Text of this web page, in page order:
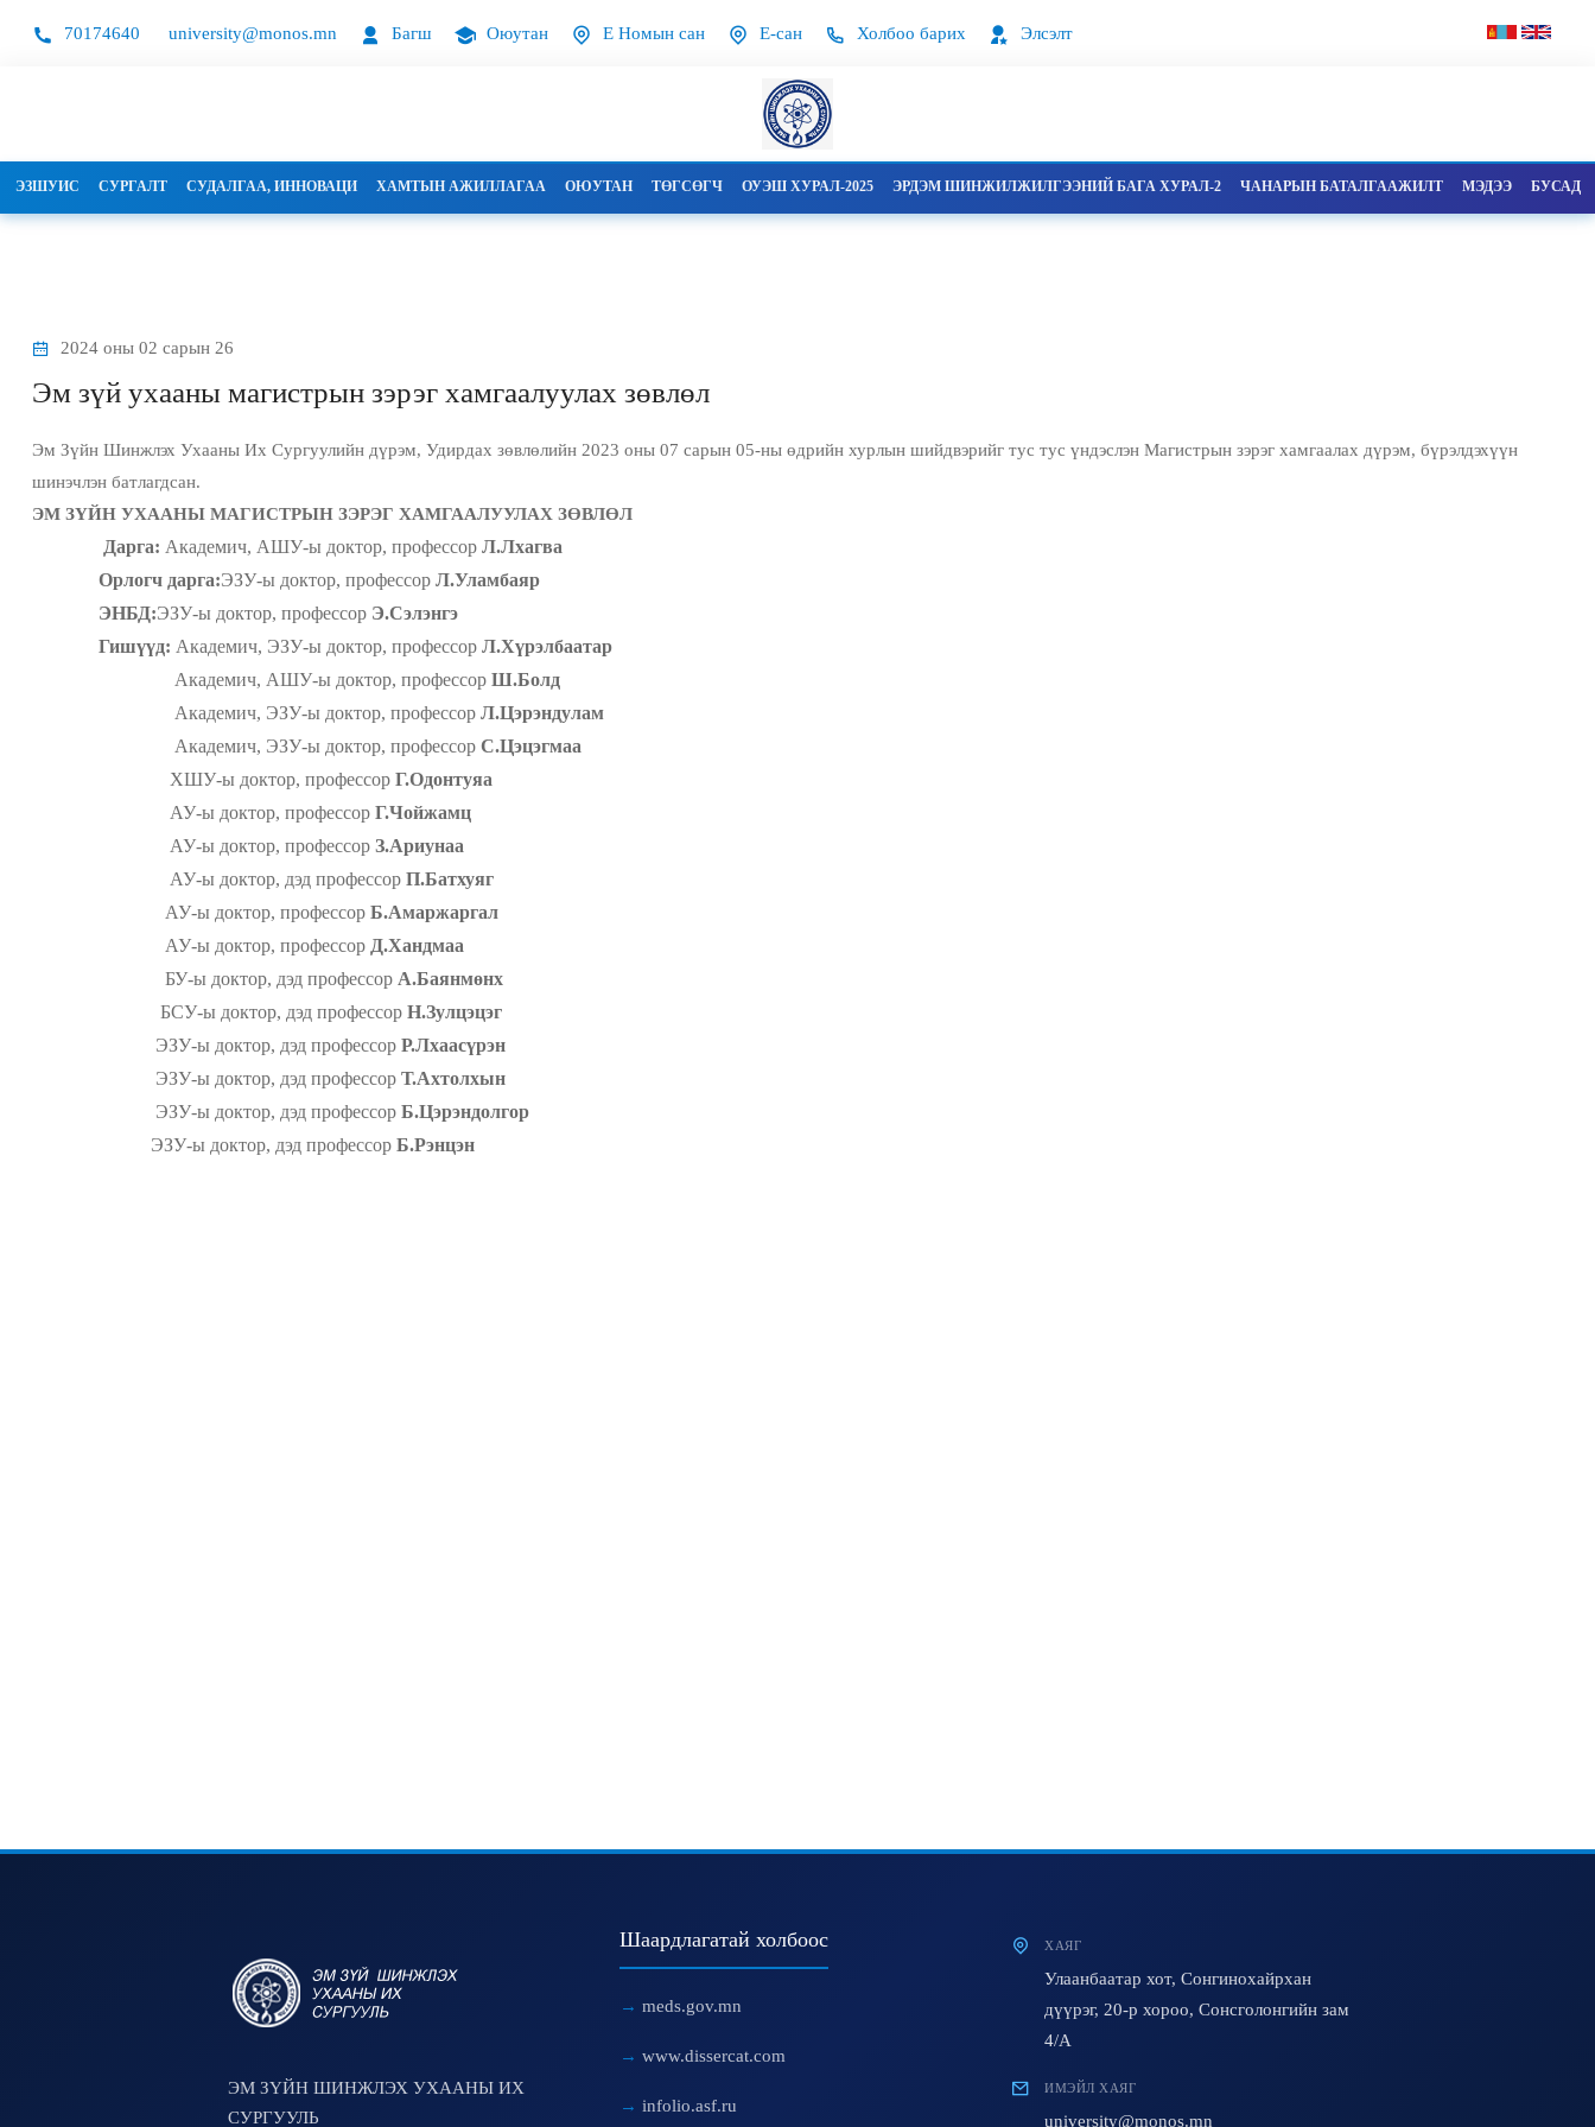
70174640 university@monos.mn Багш Оюутан Е Номын сан Е-сан Холбоо барих Элсэлт
ЭЗШУИС СУРГАЛТ СУДАЛГАА, ИННОВАЦИ ХАМТЫН АЖИЛЛАГАА ОЮУТАН ТӨГСӨГЧ ОУЭШ ХУРАЛ-2025 ЭРДЭМ ШИНЖИЛЖИЛГЭЭНИЙ БАГА ХУРАЛ-2 ЧАНАРЫН БАТАЛГААЖИЛТ МЭДЭЭ БУСАД
2024 оны 02 сарын 26
Эм зүй ухааны магистрын зэрэг хамгаалуулах зөвлөл
Эм Зүйн Шинжлэх Ухааны Их Сургуулийн дүрэм, Удирдах зөвлөлийн 2023 оны 07 сарын 05-ны өдрийн хурлын шийдвэрийг тус тус үндэслэн Магистрын зэрэг хамгаалах дүрэм, бүрэлдэхүүн
шинэчлэн батлагдсан.
ЭМ ЗҮЙН УХААНЫ МАГИСТРЫН ЗЭРЭГ ХАМГААЛУУЛАХ ЗӨВЛӨЛ
Дарга: Академич, АШУ-ы доктор, профессор Л.Лхагва
Орлогч дарга:ЭЗУ-ы доктор, профессор Л.Уламбаяр
ЭНБД:ЭЗУ-ы доктор, профессор Э.Сэлэнгэ
Гишүүд: Академич, ЭЗУ-ы доктор, профессор Л.Хүрэлбаатар
Академич, АШУ-ы доктор, профессор Ш.Болд
Академич, ЭЗУ-ы доктор, профессор Л.Цэрэндулам
Академич, ЭЗУ-ы доктор, профессор С.Цэцэгмаа
ХШУ-ы доктор, профессор Г.Одонтуяа
АУ-ы доктор, профессор Г.Чойжамц
АУ-ы доктор, профессор З.Ариунаа
АУ-ы доктор, дэд профессор П.Батхуяг
АУ-ы доктор, профессор Б.Амаржаргал
АУ-ы доктор, профессор Д.Хандмаа
БУ-ы доктор, дэд профессор А.Баянмөнх
БСУ-ы доктор, дэд профессор Н.Зулцэцэг
ЭЗУ-ы доктор, дэд профессор Р.Лхаасүрэн
ЭЗУ-ы доктор, дэд профессор Т.Ахтолхын
ЭЗУ-ы доктор, дэд профессор Б.Цэрэндолгор
ЭЗУ-ы доктор, дэд профессор Б.Рэнцэн
ЭМ ЗҮЙН ШИНЖЛЭХ УХААНЫ ИХ
СУРГУУЛЬ
Шаардлагатай холбоос
meds.gov.mn
www.dissercat.com
infolio.asf.ru
ХАЯГ
Улаанбаатар хот, Сонгинохайрхан
дүүрэг, 20-р хороо, Сонсголонгийн зам
4/A
ИМЭЙЛ ХАЯГ
university@monos.mn